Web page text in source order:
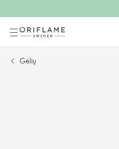
Gėlių